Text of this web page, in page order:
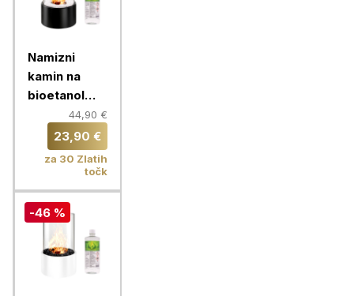
Namizni
kamin na
bioetanol
Chameleon +
Bioetanol za
kamine 1L,
okrogel, črn
44,90 €
23,90 €
za 30 Zlatih
točk
-46 %